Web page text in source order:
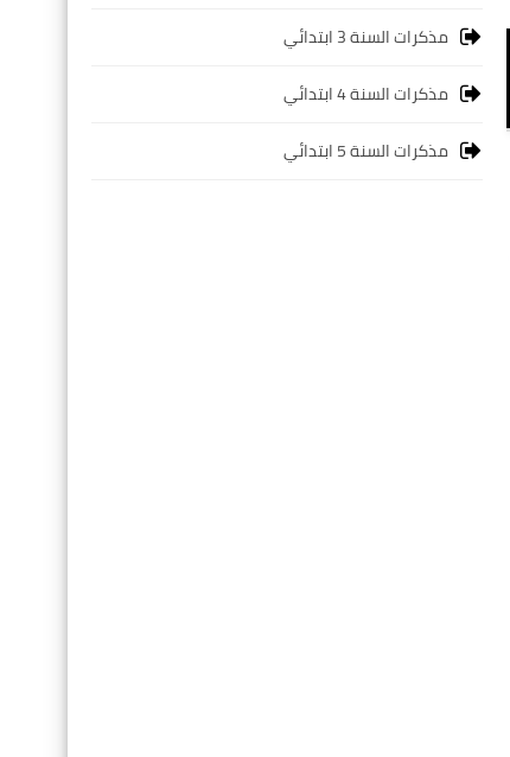
مذكرات السنة 3 ابتدائي
مذكرات السنة 4 ابتدائي
مذكرات السنة 5 ابتدائي